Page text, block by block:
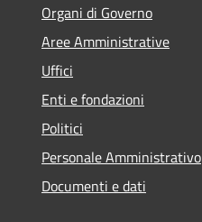
Organi di Governo
Aree Amministrative
Uffici
Enti e fondazioni
Politici
Personale Amministrativo
Documenti e dati